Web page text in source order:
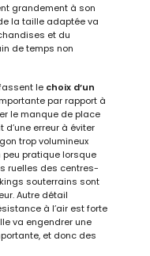
grandement à son
la taille adaptée va
et du
de temps non
le choix d’un
par rapport à
le manque de place
d’une erreur à éviter
trop volumineux
peu pratique lorsque
ruelles des centres-
souterrains sont
Autre détail
à l’air est forte
va engendrer une
et donc des